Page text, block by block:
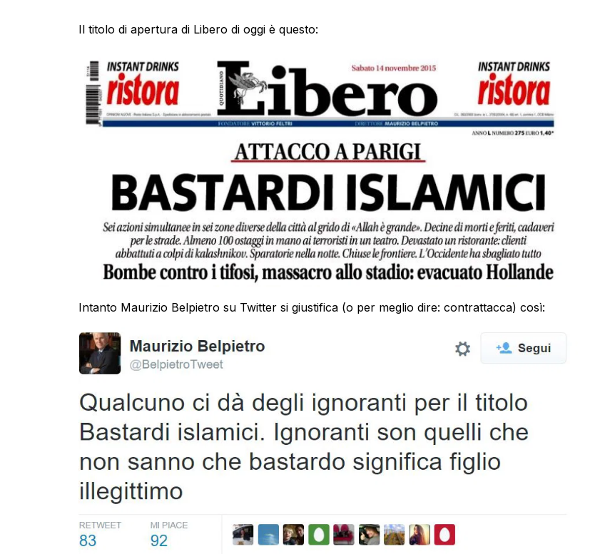
Il titolo di apertura di Libero di oggi è questo:
Intanto Maurizio Belpietro su Twitter si giustifica (o per meglio dire: contrattacca) così: